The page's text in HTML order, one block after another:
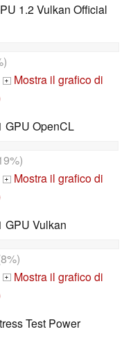
1.2 Vulkan Official
+ Mostra il grafico di
GPU OpenCL
+ Mostra il grafico di
GPU Vulkan
+ Mostra il grafico di
Test Power